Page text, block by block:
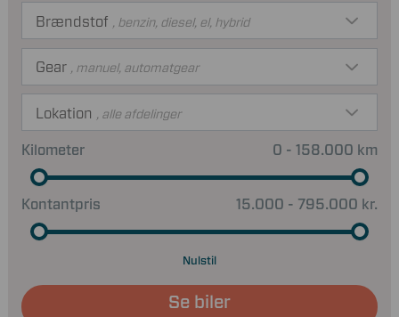
Kontantpris 15.000 - 795.000 kr.
Kilometer 0 - 158.000 km
Brændstof , benzin, diesel, el, hybrid
Gear , manuel, automatgear
Lokation , alle afdelinger
Nulstil
Se biler